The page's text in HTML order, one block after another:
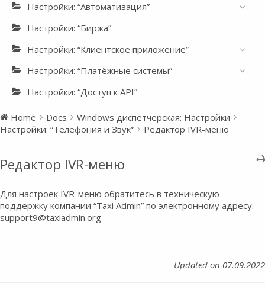
Настройки: “Автоматизация”
Настройки: “Биржа”
Настройки: “Клиентское приложение”
Настройки: “Платёжные системы”
Настройки: “Доступ к API”
Home Docs
Windows диспетчерская: Настройки
Настройки: “Телефония и Звук”
Редактор IVR-меню
Редактор IVR-меню
Для настроек IVR-меню обратитесь в техническую
поддержку компании “Taxi Admin” по электронному адресу:
support9@taxiadmin.org
Updated on 07.09.2022